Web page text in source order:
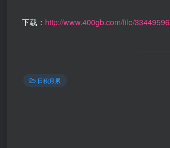
下载： http://www.400gb.com/file/33449596
日积月累